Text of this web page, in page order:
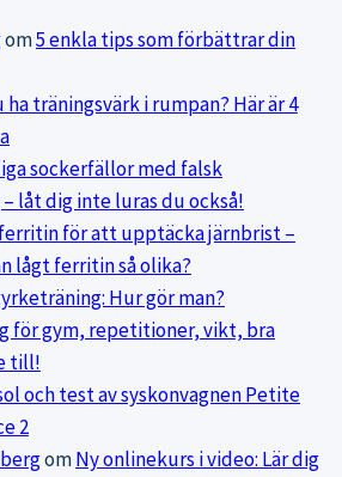
om5 enkla tips som förbättrar din
ha träningsvärk i rumpan? Här är 4
sockerfällor med falsk
låt dig inte luras du också!
för att upptäcka järnbrist –
lågt ferritin så olika?
Hur gör man?
för gym, repetitioner, vikt, bra
till!
och test av syskonvagnen Petite
2
omNy onlinekurs i video: Lär dig